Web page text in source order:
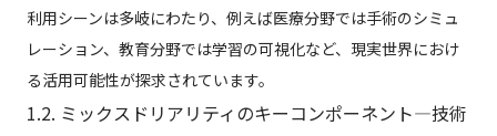
利用シーンは多岐にわたり、例えば医療分野では手術のシミュ
レーション、教育分野では学習の可視化など、現実世界におけ
る活用可能性が探求されています。
1.2. ミックスドリアリティのキーコンポーネント—技術